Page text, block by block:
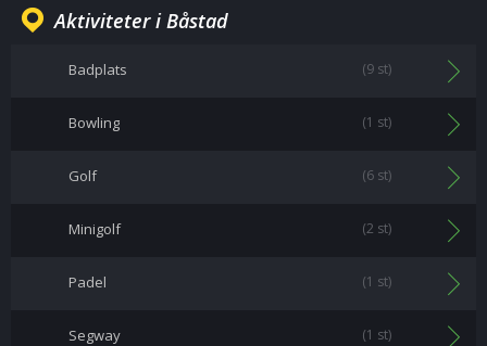
Aktiviteter i Båstad
Badplats (9 st)
Bowling (1 st)
Golf (6 st)
Minigolf (2 st)
Padel (1 st)
Segway (1 st)